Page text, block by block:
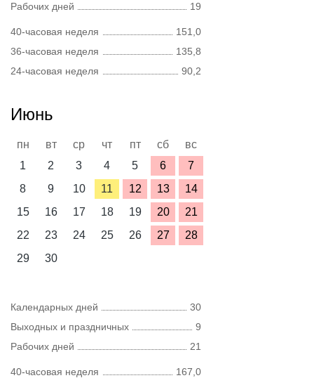
Рабочих дней
19
40-часовая неделя
151,0
36-часовая неделя
135,8
24-часовая неделя
90,2
Июнь
пн вт ср чт пт сб
вс
1
2 3 4 5 6
7
8
9 10 11 12 13
14
15
16 17 18 19 20
21
22
23 24 25 26 27
28
29
30
Календарных дней
30
Выходных и праздничных
9
Рабочих дней
21
40-часовая неделя
167,0